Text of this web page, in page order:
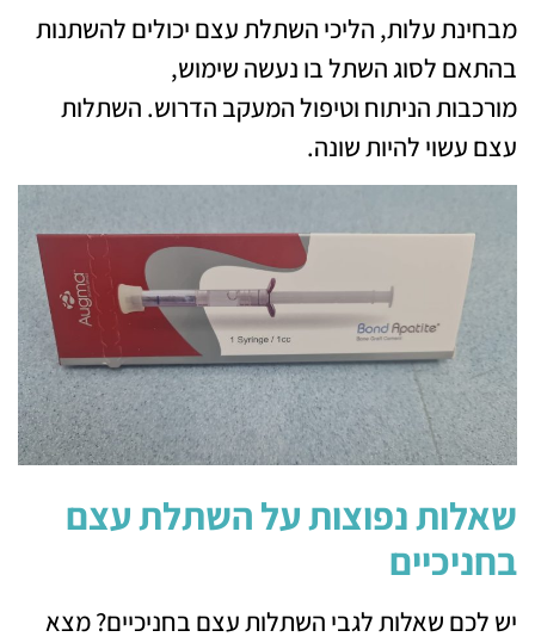
מבחינת עלות, הליכי השתלת עצם יכולים להשתנות
בהתאם לסוג השתל בו נעשה שימוש,
מורכבות הניתוח וטיפול המעקב הדרוש. השתלות
עצם עשוי להיות שונה.
שאלות נפוצות על השתלת עצם
בחניכיים
יש לכם שאלות לגבי השתלות עצם בחניכיים? מצא